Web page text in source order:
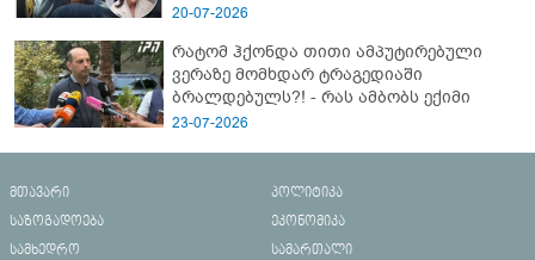
20-07-2026
რატომ ჰქონდა თითი ამპუტირებული
ვერაზე მომხდარ ტრაგედიაში
ბრალდებულს?! - რას ამბობს ექიმი
23-07-2026
მთავარი
პოლიტიკა
საზოგადოება
ეკონომიკა
სამხედრო
სამართალი